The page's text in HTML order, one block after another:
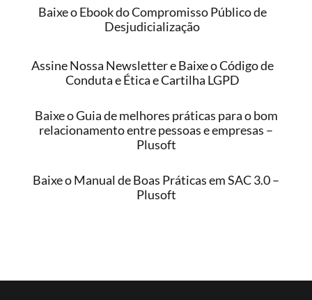
Baixe o Ebook do Compromisso Público de
Desjudicialização
Assine Nossa Newsletter e Baixe o Código de
Conduta e Ética e Cartilha LGPD
Baixe o Guia de melhores práticas para o bom
relacionamento entre pessoas e empresas –
Plusoft
Baixe o Manual de Boas Práticas em SAC 3.0 –
Plusoft